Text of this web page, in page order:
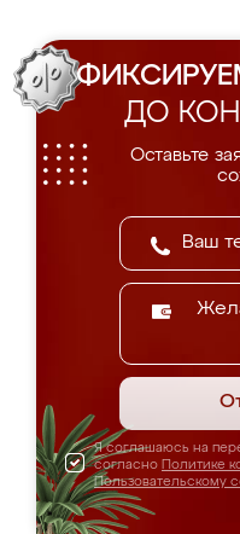
ДО
Оставьте
Я соглашаюсь на
согласно Политике
Пользовательскому